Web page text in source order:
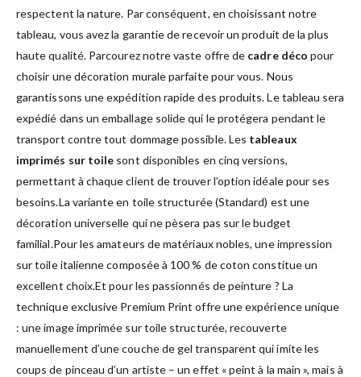
respectent la nature. Par conséquent, en choisissant notre
tableau, vous avez la garantie de recevoir un produit de la plus
haute qualité. Parcourez notre vaste offre de cadre déco pour
choisir une décoration murale parfaite pour vous. Nous
garantissons une expédition rapide des produits. Le tableau sera
expédié dans un emballage solide qui le protégera pendant le
transport contre tout dommage possible. Les tableaux
imprimés sur toile sont disponibles en cinq versions,
permettant à chaque client de trouver l’option idéale pour ses
besoins.La variante en toile structurée (Standard) est une
décoration universelle qui ne pèsera pas sur le budget
familial.Pour les amateurs de matériaux nobles, une impression
sur toile italienne composée à 100 % de coton constitue un
excellent choix.Et pour les passionnés de peinture ? La
technique exclusive Premium Print offre une expérience unique
: une image imprimée sur toile structurée, recouverte
manuellement d’une couche de gel transparent qui imite les
coups de pinceau d’un artiste – un effet « peint à la main », mais à